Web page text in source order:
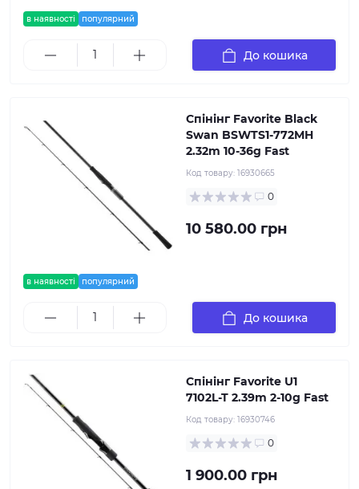
в наявності популярний
До кошика
в наявності популярний
Спінінг Favorite Black
Swan BSWTS1-772MH
2.32m 10-36g Fast
Код товару: 16930665
0
10 580.00 грн
До кошика
Спінінг Favorite U1
7102L-T 2.39m 2-10g Fast
Код товару: 16930746
0
1 900.00 грн